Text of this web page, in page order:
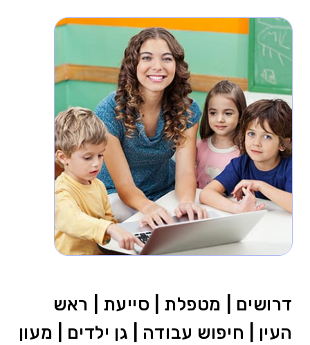
דרושים | מטפלת | סייעת | ראש
העין | חיפוש עבודה | גן ילדים | מעון